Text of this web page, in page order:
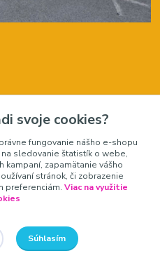
svoje cookies?
fungovanie nášho e-shopu
sledovanie štatistík o webe,
kampaní, zapamätanie vášho
stránok, či zobrazenie
preferenciám. Viac na využitie
Súhlasím